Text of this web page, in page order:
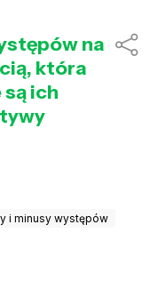
na
która
ich
i minusy występów